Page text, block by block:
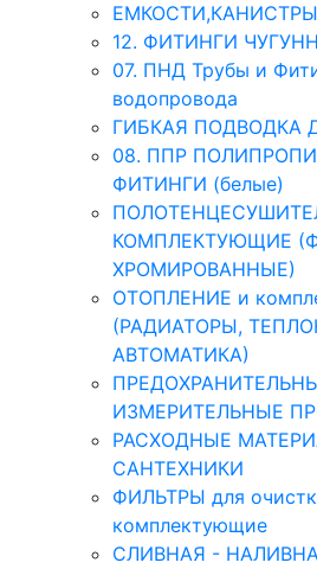
12. ФИТИНГИ
07. ПНД Трубы и
водопровода
ГИБКАЯ ПОДВОДКА
08. ППР
ФИТИНГИ (белые)
КОМПЛЕКТУЮЩИЕ
ХРОМИРОВАННЫЕ)
ОТОПЛЕНИЕ и
(РАДИАТОРЫ,
АВТОМАТИКА)
ИЗМЕРИТЕЛЬНЫЕ
РАСХОДНЫЕ
САНТЕХНИКИ
ФИЛЬТРЫ для
комплектующие
СЛИВНАЯ -